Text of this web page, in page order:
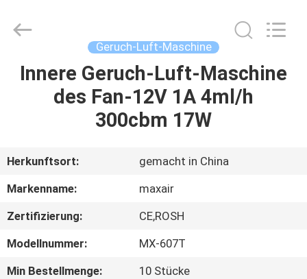
HAUS
PRODUKTE
ÜBER
UNS
FABRIK-
AUSFLUG
Reserved.
Geruch-Luft-Maschine
Innere Geruch-Luft-Maschine
des Fan-12V 1A 4ml/h
300cbm 17W
Herkunftsort:
gemacht in China
Markenname:
maxair
Zertifizierung:
CE,ROSH
Modellnummer:
MX-607T
Min Bestellmenge:
10 Stücke